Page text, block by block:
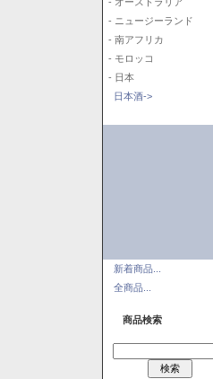
- ニュージーランド
- 南アフリカ
- モロッコ
- 日本
日本酒->
新着商品...
全商品...
商品検索